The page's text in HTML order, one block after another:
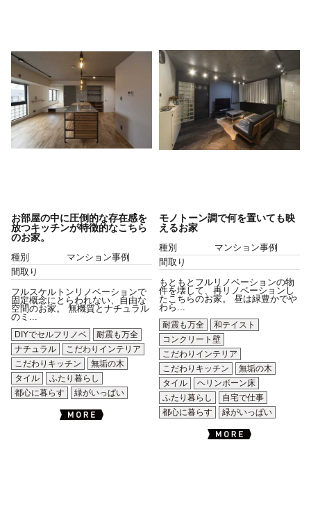
お部屋の中に圧倒的な存在感を
放つキッチンが特徴的なこちら
のお家。
種別
マンション事例
間取り
フルスケルトンリノベーションで
固定概念にとらわれない、自由な
空間のお家。 無機質とナチュラル
のミ...
DIYでセルフリノベ
耐震も万全
ナチュラル
こだわりインテリア
こだわりキッチン
無垢の木
タイル
ふたり暮らし
都心に暮らす
緑がいっぱい
モノトーン調で何を置いても映
えるお家
種別
マンション事例
間取り
もともとフルリノベーションの物
件を壊して、再リノベーションし
たこちらのお家。 昼は緑豊かでや
わら...
耐震も万全
和テイスト
コンクリート壁
こだわりインテリア
こだわりキッチン
無垢の木
タイル
ヘリンボーン床
ふたり暮らし
自宅で仕事
都心に暮らす
緑がいっぱい